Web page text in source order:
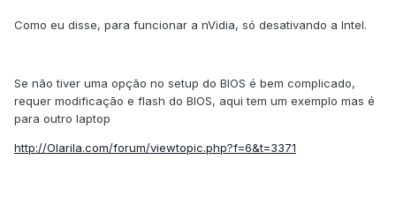
Como eu disse, para funcionar a nVidia, só desativando a Intel.
Se não tiver uma opção no setup do BIOS é bem complicado,
requer modificação e flash do BIOS, aqui tem um exemplo mas é
para outro laptop
http://Olarila.com/forum/viewtopic.php?f=6&t=3371